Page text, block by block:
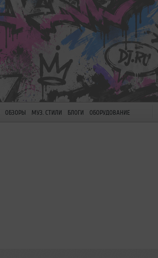
ОБЗОРЫ МУЗ. СТИЛИ БЛОГИ ОБОРУДОВАНИЕ